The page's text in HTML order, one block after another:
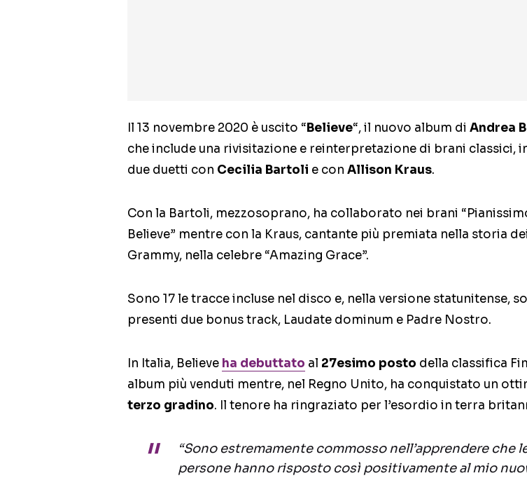
Il 13 novembre 2020 è uscito “Believe“, il nuovo album di Andrea
che include una rivisitazione e reinterpretazione di brani classici,
due duetti con Cecilia Bartoli e con Allison Kraus.
Con la Bartoli, mezzosoprano, ha collaborato nei brani
Believe” mentre con la Kraus, cantante più premiata nella storia dei
Grammy, nella celebre “Amazing Grace”.
Sono 17 le tracce incluse nel disco e, nella versione statunitense,
presenti due bonus track, Laudate dominum e Padre Nostro.
In Italia, Believe ha debuttato al 27esimo posto della classifica
album più venduti mentre, nel Regno Unito, ha conquistato un
terzo gradino. Il tenore ha ringraziato per l’esordio in terra
“Sono estremamente commosso nell’apprendere che
persone hanno risposto così positivamente al mio